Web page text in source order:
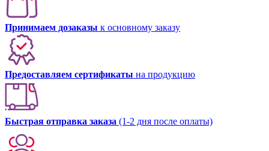
Принимаем дозаказы к основному заказу
Предоставляем сертификаты на продукцию
Быстрая отправка заказа (1-2 дня после оплаты)